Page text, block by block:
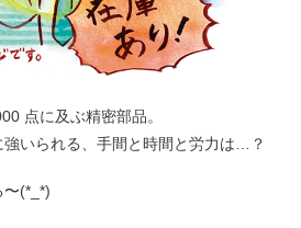
点に及ぶ精密部品。
いられる、手間と時間と労力は…？
(*_*)